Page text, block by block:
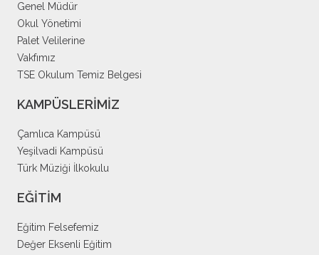
Genel Müdür
Okul Yönetimi
Palet Velilerine
Vakfımız
TSE Okulum Temiz Belgesi
KAMPÜSLERİMİZ
Çamlıca Kampüsü
Yeşilvadi Kampüsü
Türk Müziği İlkokulu
EĞİTİM
Eğitim Felsefemiz
Değer Eksenli Eğitim